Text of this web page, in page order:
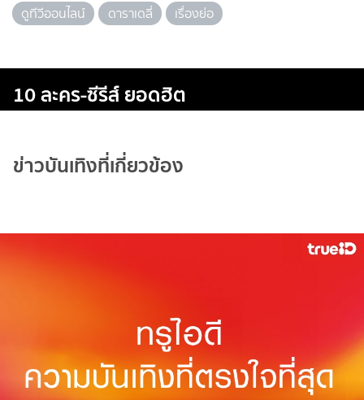
ดูทีวีออนไลน์
ดาราเดลี่ เรื่องย่อ
10 ละคร-ซีรีส์ ยอดฮิต
ข่าวบันเทิงที่เกี่ยวข้อง